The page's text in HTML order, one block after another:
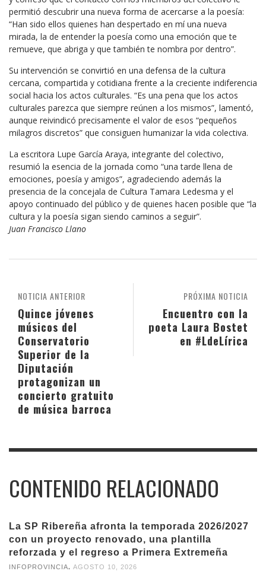
permitió descubrir una nueva forma de acercarse a la poesía:
“Han sido ellos quienes han despertado en mí una nueva
mirada, la de entender la poesía como una emoción que te
remueve, que abriga y que también te nombra por dentro”.
Su intervención se convirtió en una defensa de la cultura
cercana, compartida y cotidiana frente a la creciente indiferencia
social hacia los actos culturales. “Es una pena que los actos
culturales parezca que siempre reúnen a los mismos”, lamentó,
aunque reivindicó precisamente el valor de esos “pequeños
milagros discretos” que consiguen humanizar la vida colectiva.
La escritora Lupe García Araya, integrante del colectivo,
resumió la esencia de la jornada como “una tarde llena de
emociones, poesía y amigos”, agradeciendo además la
presencia de la concejala de Cultura Tamara Ledesma y el
apoyo continuado del público y de quienes hacen posible que “la
cultura y la poesía sigan siendo caminos a seguir”.
Juan Francisco Llano
PRÓXIMA NOTICIA
Encuentro con la
poeta Laura Bostet
en #LdeLírica
NOTICIA ANTERIOR
Quince jóvenes
músicos del
Conservatorio
Superior de la
Diputación
protagonizan un
concierto gratuito
de música barroca
CONTENIDO RELACIONADO
La SP Ribereña afronta la temporada 2026/2027
con un proyecto renovado, una plantilla
reforzada y el regreso a Primera Extremeña
INFOPROVINCIA AGOSTO 10, 2026